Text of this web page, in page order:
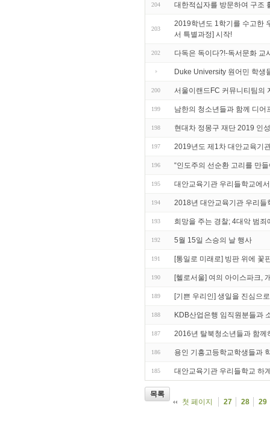
204 대한적십자를 방문하여 구조
203
2019학년도 1학기를 수고한
서 특별과정] 시작!
202 다독은 독이다?!-독서문화 교
Duke University 원어민 학생
200 서울이랜드FC 커뮤니티팀의
199 남한의 청소년들과 함께 디
198 현대차 정몽구 재단 2019 인
197 2019년도 제1차 대안교육기
196 “인도주의 선순환 고리를 만
195 대안교육기관 우리들학교에
194 2018년 대안교육기관 우리들
193 희망을 주는 경찰; 4대악 범죄
192 5월 15일 스승의 날 행사
191 [통일로 미래로] 빙판 위에 꽃
190 [헬로서울] 여의 아이스파크,
189 [기쁜 우리인] 생일을 진심으
188 KDB산업은행 임직원분들과
187 2016년 탈북청소년들과 함께
186 용인 기흥고등학교학생들과
185 대안교육기관 우리들학교 하
목록
첫 페이지
27 28 29